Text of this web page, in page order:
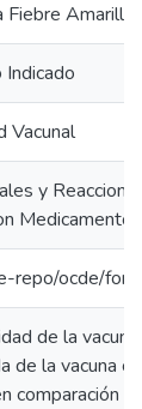
Amarilla
Vacunal
y
Medicamentos
repo/ocde/
de la
de la vacuna
comparación